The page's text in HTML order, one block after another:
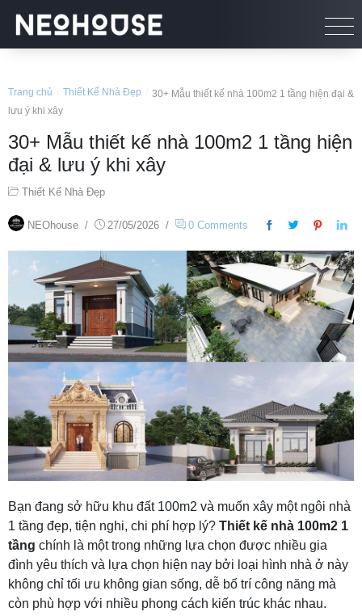
Trang chủ Thiết Kế Nhà Đẹp
30+ Mẫu thiết kế nhà 100m2 1 tầng hiện đại &
lưu ý khi xây
30+ Mẫu thiết kế nhà 100m2 1 tầng hiện
đại & lưu ý khi xây
Thiết Kế Nhà Đẹp
NEOhouse / 27/05/2026 / 0 Comments
Bạn đang sở hữu khu đất 100m2 và muốn xây một ngôi nhà
1 tầng đẹp, tiện nghi, chi phí hợp lý? Thiết kế nhà 100m2 1
tầng chính là một trong những lựa chọn được nhiều gia
đình yêu thích và lựa chọn hiện nay bởi loại hình nhà ở này
không chỉ tối ưu không gian sống, dễ bố trí công năng mà
còn phù hợp với nhiều phong cách kiến trúc khác nhau.